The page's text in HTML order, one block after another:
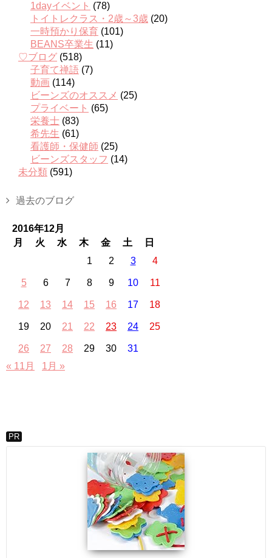
1dayイベント (78)
トイトレクラス・2歳～3歳 (20)
一時預かり保育 (101)
BEANS卒業生 (11)
♡ブログ (518)
子育て禅語 (7)
動画 (114)
ビーンズのオススメ (25)
プライベート (65)
栄養士 (83)
希先生 (61)
看護師・保健師 (25)
ビーンズスタッフ (14)
未分類 (591)
過去のブログ
2016年12月
月
火 水 木 金 土
日
1
2 3 4
5 6 7 8 9 10 11
12 13 14 15 16 17 18
19 20 21 22 23 24 25
26 27 28 29 30
31
« 11月
1月 »
PR